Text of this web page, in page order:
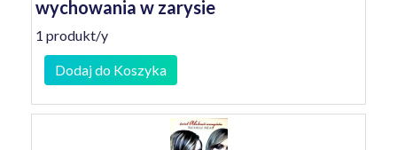
wychowania w zarysie
1 produkt/y
Dodaj do Koszyka